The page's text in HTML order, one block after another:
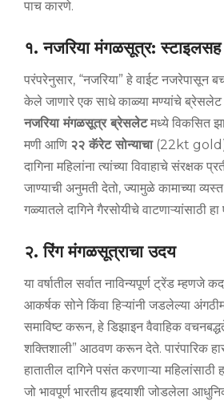
पाच कारणे.
१. नजरिया मंगळसूत्र: स्टाइलसह
परंपरेनुसार, “नजरिया” हे वाईट नजरेपासून
केले जाणारे एक साधे काळ्या मण्यांचे ब्रेसलेट
नजरिया मंगळसूत्र ब्रेसलेटमध्ये विकसित
मणी आणि २२ कॅरेट सोन्याचा(22kt gold)
दागिना महिलांना त्यांच्या विवाहाचे संरक्षक
जाण्याची अनुमती देतो, ज्यामुळे कामाच्या
गळ्यातले दागिने गैरसोयीचे वाटणाऱ्यांसाठी
२. रिंग मंगळसूत्राचा उदय
या वर्षातील सर्वात नाविन्यपूर्ण ट्रेंड म्हणजे
आकर्षक सोने किंवा हिऱ्यांनी जडलेल्या
समाविष्ट करून, हे डिझाइन वैवाहिक
शक्तिशाली” आठवण करून देते. पारंपारिक
हातातील दागिने पसंत करणाऱ्या महिलांसाठी
जो भावपूर्ण भारतीय हृदयाशी जोडलेला